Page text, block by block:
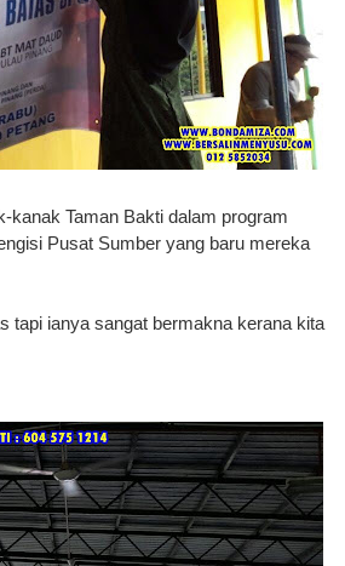
kanak Taman Bakti dalam program
Pusat Sumber yang baru mereka
tapi ianya sangat bermakna kerana kita